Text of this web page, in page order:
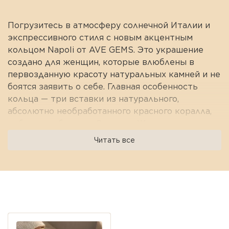
Погрузитесь в атмосферу солнечной Италии и
экспрессивного стиля с новым акцентным
кольцом Napoli от AVE GEMS. Это украшение
создано для женщин, которые влюблены в
первозданную красоту натуральных камней и не
боятся заявить о себе. Главная особенность
кольца — три вставки из натурального,
абсолютно необработанного красного коралла,
дикого коралла в сочетании с роскошной теплой
позолотой создает смелый, но в то же время
форме, это украшение безупречно подойдет под
Читать все